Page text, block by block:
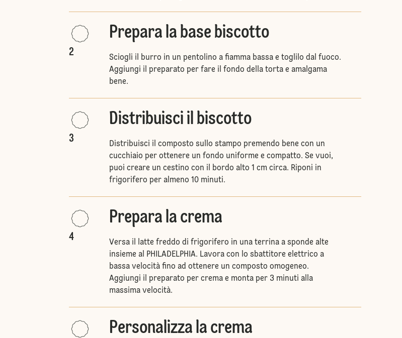
2
Prepara la base biscotto
Sciogli il burro in un pentolino a fiamma bassa e toglilo dal fuoco.
Aggiungi il preparato per fare il fondo della torta e amalgama
bene.
3
Distribuisci il biscotto
Distribuisci il composto sullo stampo premendo bene con un
cucchiaio per ottenere un fondo uniforme e compatto. Se vuoi,
puoi creare un cestino con il bordo alto 1 cm circa. Riponi in
frigorifero per almeno 10 minuti.
4
Prepara la crema
Versa il latte freddo di frigorifero in una terrina a sponde alte
insieme al PHILADELPHIA. Lavora con lo sbattitore elettrico a
bassa velocità fino ad ottenere un composto omogeneo.
Aggiungi il preparato per crema e monta per 3 minuti alla
massima velocità.
Personalizza la crema